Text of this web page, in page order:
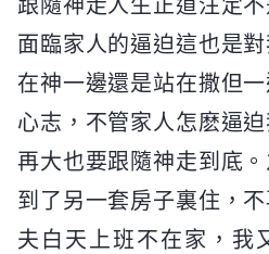
面臨家人的逼迫這也是
在神一邊還是站在撒但
心志，不管家人怎麽逼
再大也要跟隨神走到底
到了另一套房子裏住，
夫白天上班不在家，我